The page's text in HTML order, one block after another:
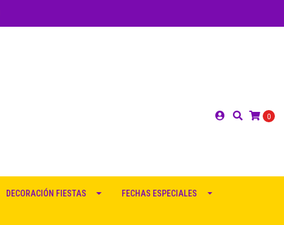
0
DECORACIÓN FIESTAS FECHAS ESPECIALES